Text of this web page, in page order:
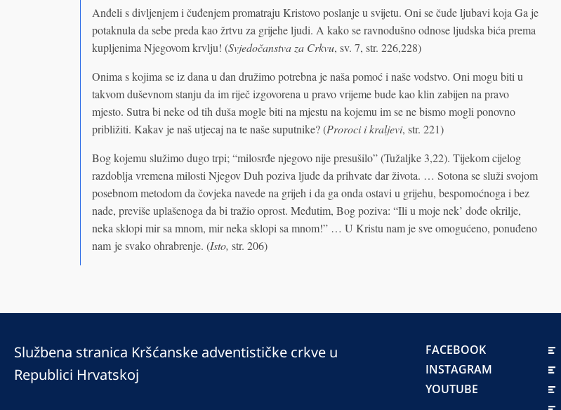
Anđeli s divljenjem i čuđenjem promatraju Kristovo poslanje u svijetu. Oni se čude ljubavi koja Ga je
potaknula da sebe preda kao žrtvu za grijehe ljudi. A kako se ravnodušno odnose ljudska bića prema
kupljenima Njegovom krvlju! (Svjedočanstva za Crkvu, sv. 7, str. 226,228)
Onima s kojima se iz dana u dan družimo potrebna je naša pomoć i naše vodstvo. Oni mogu biti u
takvom duševnom stanju da im riječ izgovorena u pravo vrijeme bude kao klin zabijen na pravo
mjesto. Sutra bi neke od tih duša mogle biti na mjestu na kojemu im se ne bismo mogli ponovno
približiti. Kakav je naš utjecaj na te naše suputnike? (Proroci i kraljevi, str. 221)
Bog kojemu služimo dugo trpi; “milosrđe njegovo nije presušilo” (Tužaljke 3,22). Tijekom cijelog
razdoblja vremena milosti Njegov Duh poziva ljude da prihvate dar života. … Sotona se služi svojom
posebnom metodom da čovjeka navede na grijeh i da ga onda ostavi u grijehu, bespomoćnoga i bez
nade, previše uplašenoga da bi tražio oprost. Međutim, Bog poziva: “Ili u moje nek’ dođe okrilje,
neka sklopi mir sa mnom, mir neka sklopi sa mnom!” … U Kristu nam je sve omogućeno, ponuđeno
nam je svako ohrabrenje. (Isto, str. 206)
Službena stranica Kršćanske adventističke crkve u
Republici Hrvatskoj
FACEBOOK
INSTAGRAM
YOUTUBE